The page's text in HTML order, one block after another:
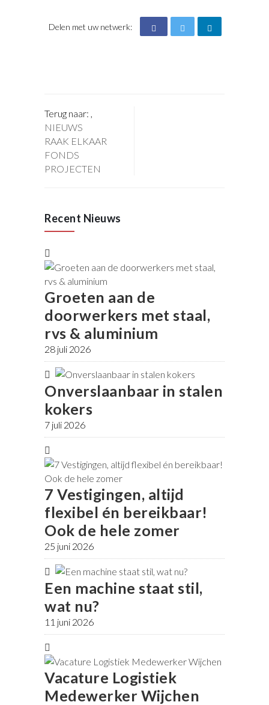
Delen met uw netwerk:
Terug naar:
NIEUWS
,
RAAK ELKAAR
FONDS
PROJECTEN
Recent Nieuws
Groeten aan de
doorwerkers met staal,
rvs & aluminium
28 juli 2026
Onverslaanbaar in stalen
kokers
7 juli 2026
7 Vestigingen, altijd
flexibel én bereikbaar!
Ook de hele zomer
25 juni 2026
Een machine staat stil,
wat nu?
11 juni 2026
Vacature Logistiek
Medewerker Wijchen